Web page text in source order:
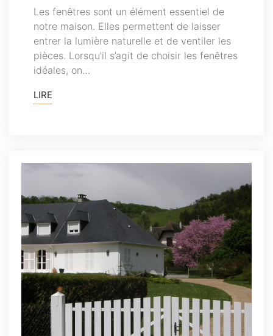
Les fenêtres sont un élément essentiel de
notre maison. Elles permettent de laisser
entrer la lumière naturelle et de ventiler les
pièces. Lorsqu’il s’agit de choisir les fenêtres
idéales, on…
LIRE